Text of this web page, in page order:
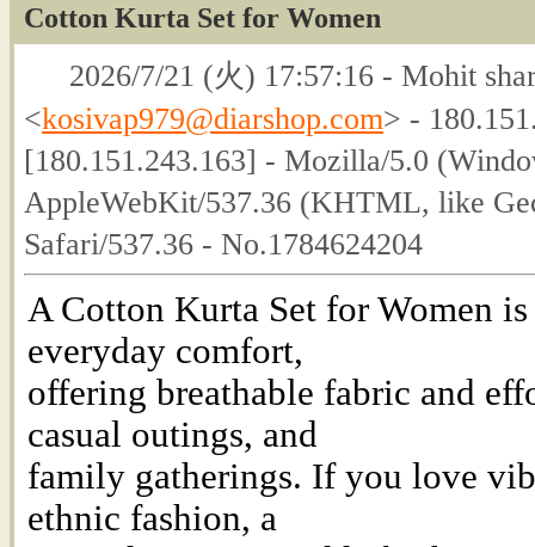
Cotton Kurta Set for Women
2026/7/21 (火) 17:57:16 - Mohit
<kosivap979@diarshop.com> -
[180.151.243.163] - Mozilla/5.0
AppleWebKit/537.36 (KHTML, like
Safari/537.36 - No.1784624204
A Cotton Kurta Set for Women
everyday comfort,
offering breathable fabric and
casual outings, and
family gatherings. If you love
ethnic fashion, a